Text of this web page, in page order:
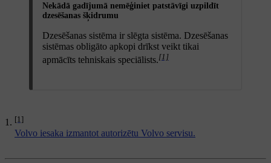
Nekādā gadījumā nemēģiniet patstāvīgi uzpildīt
dzesēšanas šķidrumu
Dzesēšanas sistēma ir slēgta sistēma. Dzesēšanas
sistēmas obligāto apkopi drīkst veikt tikai
apmācīts tehniskais speciālists.[1]
[1]
Volvo iesaka izmantot autorizētu Volvo servisu.